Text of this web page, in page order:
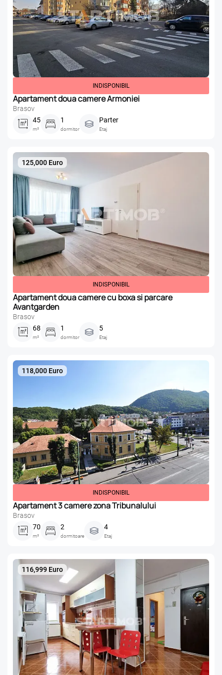
INDISPONIBIL
Apartament doua camere Armoniei
Brasov
45
m²
1
dormitor
Parter
Etaj
125,000 Euro
INDISPONIBIL
Apartament doua camere cu boxa si parcare
Avantgarden
Brasov
68
m²
1
dormitor
5
Etaj
118,000 Euro
INDISPONIBIL
Apartament 3 camere zona Tribunalului
Brasov
70
m²
2
dormitoare
4
Etaj
116,999 Euro